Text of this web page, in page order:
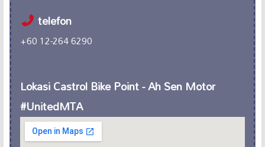
telefon
+60 12-264 6290
Lokasi Castrol Bike Point - Ah Sen Motor
#UnitedMTA